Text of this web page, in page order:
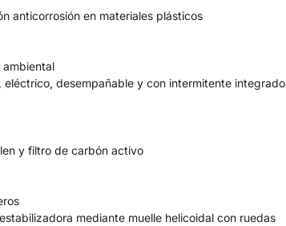
anticorrosión en materiales plásticos
ambiental
desempañable y con intermitente integrado
y filtro de carbón activo
mediante muelle helicoidal con ruedas